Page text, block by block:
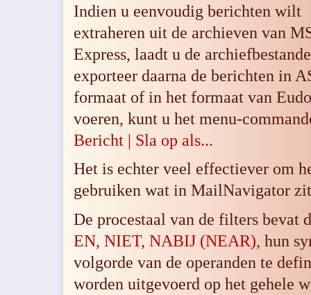
Indien u eenvoudig berichten wilt
extraheren uit de archieven van
Express, laadt u de
exporteer daarna de berichten in
formaat of in hetformaat van
voeren, kunt u het menu-
Bericht | Sla op als...
Het is echter veel effectiever om
gebruiken wat in MailNavigator
De procestaal van de filters bevat
EN, NIET, NABIJ (NEAR), hun
volgorde van de operanden te
worden uitgevoerd op het gehele